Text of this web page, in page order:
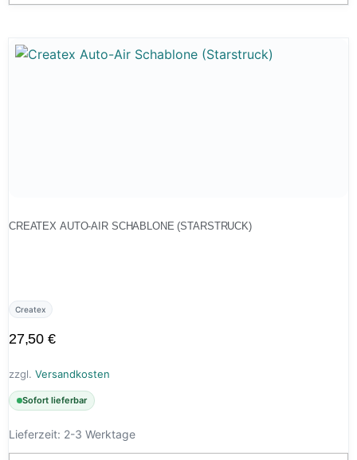
CREATEX AUTO-AIR SCHABLONE (STARSTRUCK)
Createx
27,50 €
zzgl. Versandkosten
Sofort lieferbar
Lieferzeit: 2-3 Werktage